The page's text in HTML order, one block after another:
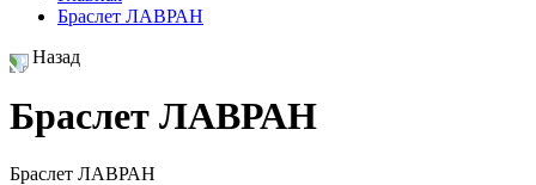
Браслет ЛАВРАН
Назад
Браслет ЛАВРАН
Браслет ЛАВРАН